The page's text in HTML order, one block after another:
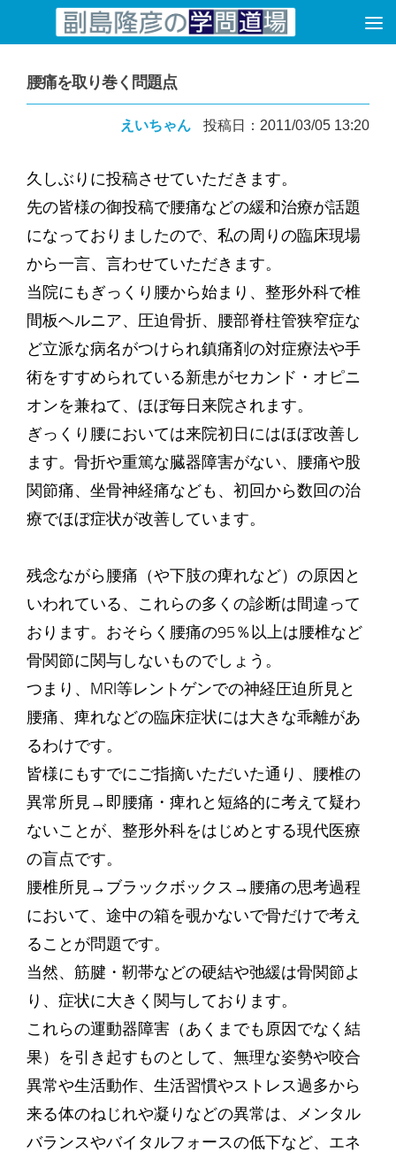
コンテンツへスキップ
腰痛を取り巻く問題点
えいちゃん 投稿日：2011/03/05 13:20
久しぶりに投稿させていただきます。
先の皆様の御投稿で腰痛などの緩和治療が話題
になっておりましたので、私の周りの臨床現場
から一言、言わせていただきます。
当院にもぎっくり腰から始まり、整形外科で椎
間板ヘルニア、圧迫骨折、腰部脊柱管狭窄症な
ど立派な病名がつけられ鎮痛剤の対症療法や手
術をすすめられている新患がセカンド・オピニ
オンを兼ねて、ほぼ毎日来院されます。
ぎっくり腰においては来院初日にはほぼ改善し
ます。骨折や重篤な臓器障害がない、腰痛や股
関節痛、坐骨神経痛なども、初回から数回の治
療でほぼ症状が改善しています。
残念ながら腰痛（や下肢の痺れなど）の原因と
いわれている、これらの多くの診断は間違って
おります。おそらく腰痛の95％以上は腰椎など
骨関節に関与しないものでしょう。
つまり、MRI等レントゲンでの神経圧迫所見と
腰痛、痺れなどの臨床症状には大きな乖離があ
るわけです。
皆様にもすでにご指摘いただいた通り、腰椎の
異常所見→即腰痛・痺れと短絡的に考えて疑わ
ないことが、整形外科をはじめとする現代医療
の盲点です。
腰椎所見→ブラックボックス→腰痛の思考過程
において、途中の箱を覗かないで骨だけで考え
ることが問題です。
当然、筋腱・靭帯などの硬結や弛緩は骨関節よ
り、症状に大きく関与しております。
これらの運動器障害（あくまでも原因でなく結
果）を引き起すものとして、無理な姿勢や咬合
異常や生活動作、生活習慣やストレス過多から
来る体のねじれや凝りなどの異常は、メンタル
バランスやバイタルフォースの低下など、エネ